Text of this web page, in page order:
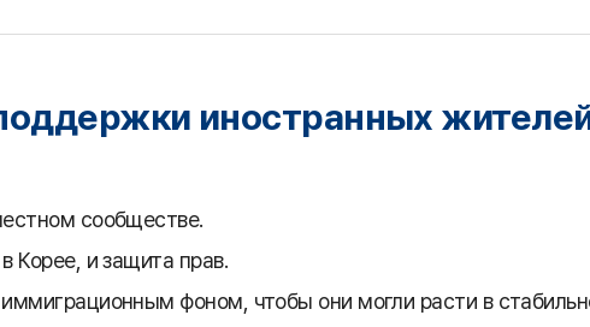
иностранных
сообществе.
Корее, и защита прав.
фоном, чтобы они могли расти в